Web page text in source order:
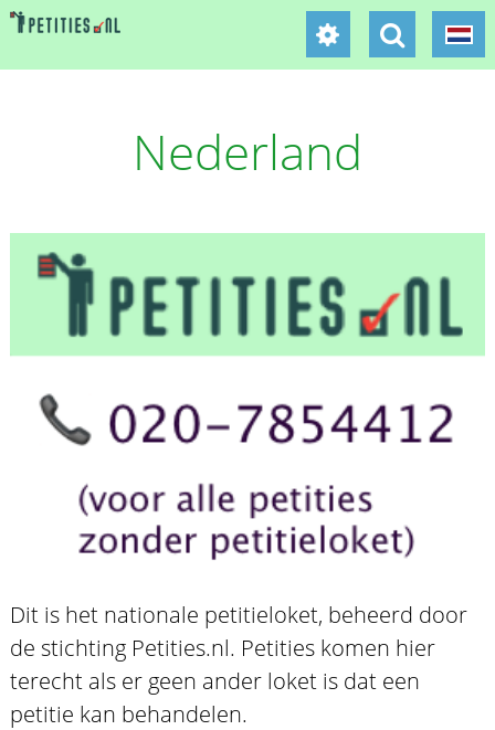
Nederland
Dit is het nationale petitieloket, beheerd door
de stichting Petities.nl. Petities komen hier
terecht als er geen ander loket is dat een
petitie kan behandelen.